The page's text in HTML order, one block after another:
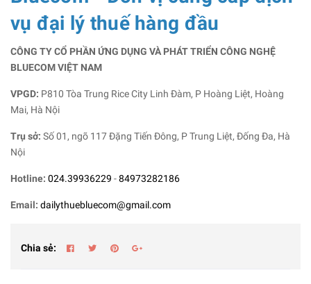
vụ đại lý thuế hàng đầu
CÔNG TY CỔ PHẦN ỨNG DỤNG VÀ PHÁT TRIỂN CÔNG NGHỆ
BLUECOM VIỆT NAM
VPGD: P810 Tòa Trung Rice City Linh Đàm, P Hoàng Liệt, Hoàng
Mai, Hà Nội
Trụ sở: Số 01, ngõ 117 Đặng Tiến Đông, P Trung Liệt, Đống Đa, Hà
Nội
Hotline: 024.39936229 -84973282186
Email: dailythuebluecom@gmail.com
Chia sẻ: